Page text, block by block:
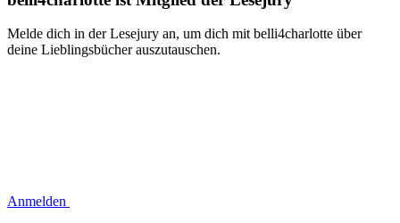
Melde dich in der Lesejury an, um dich mit belli4charlotte über
deine Lieblingsbücher auszutauschen.
Anmelden